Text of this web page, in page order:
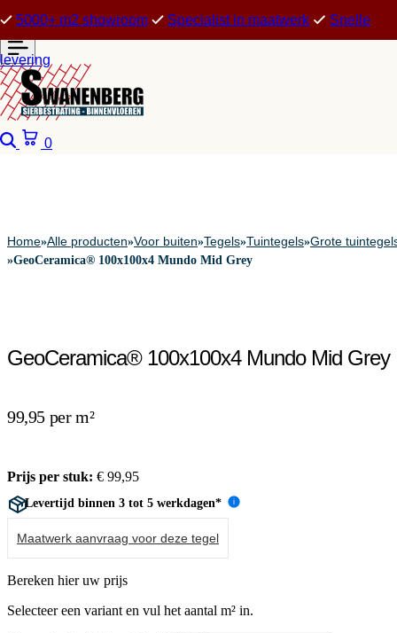
5000+ m2 showroom Specialist in maatwerk Snelle
levering
Zoeken
0
Home»Alle producten»Voor buiten»Tegels»Tuintegels»Grote
»GeoCeramica® 100x100x4 Mundo Mid Grey
GeoCeramica® 100x100x4 Mundo Mid Grey
99,95 per m²
Prijs per stuk: € 99,95
Levertijd binnen 3 tot 5 werkdagen* i
Maatwerk aanvraag voor deze tegel
Bereken hier uw prijs
Selecteer een variant en vul het aantal m² in.